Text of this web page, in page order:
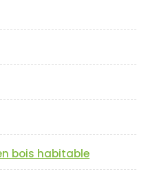
bois habitable